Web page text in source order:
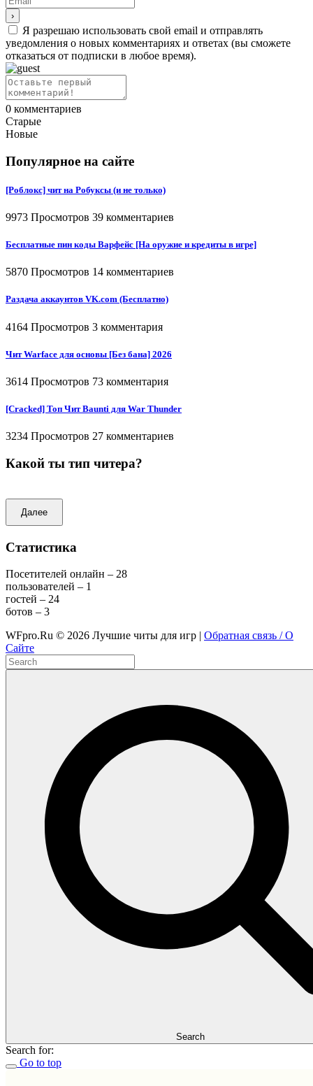
Я разрешаю использовать свой email и отправлять
уведомления о новых комментариях и ответах (вы cможете
отказаться от подписки в любое время).
0 комментариев
Старые
Новые
Популярное на сайте
[Роблокс] чит на Робуксы (и не только)
9973 Просмотров 39 комментариев
Бесплатные пин коды Варфейс [На оружие и кредиты в игре]
5870 Просмотров 14 комментариев
Раздача аккаунтов VK.com (Бесплатно)
4164 Просмотров 3 комментария
Чит Warface для основы [Без бана] 2026
3614 Просмотров 73 комментария
[Cracked] Топ Чит Baunti для War Thunder
3234 Просмотров 27 комментариев
Какой ты тип читера?
Далее
Статистика
Посетителей онлайн – 28
пользователей – 1
гостей – 24
ботов – 3
WFpro.Ru © 2026 Лучшие читы для игр | Обратная связь / О
Сайте
Search
Search for:
Go to top